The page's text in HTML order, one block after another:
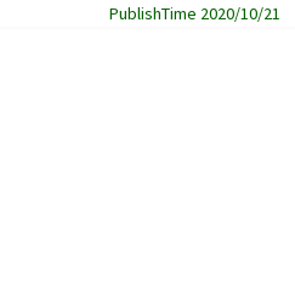
PublishTime 2020/10/21